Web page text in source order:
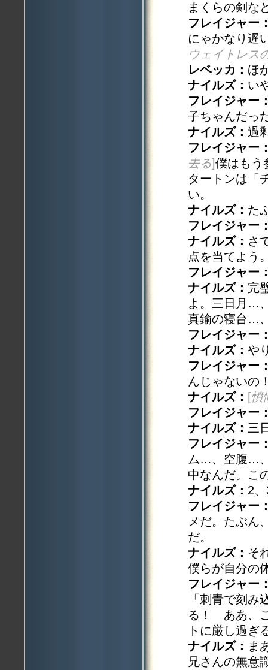
まくらの剣な
フレイジャー
にゃかなり遅
ウェイトレス
レベッカ： ほ
ナイルズ： い
フレイジャー
子ちゃんだっ
ナイルズ： 過
フレイジャー
去る]僕はもう
タートンは「
い。
ナイルズ： た
フレイジャー
ナイルズ： さ
点を当てよう
フレイジャー
ナイルズ： 完
よ。三日月…
真鍮の寝台…
フレイジャー
ナイルズ： や
フレイジャー
んじゃないの
ナイルズ： [憤
フレイジャー
ナイルズ： 三
フレイジャー
ム…、空腹…
中なんだ。こ
ナイルズ： 2
フレイジャー
メだ。たぶん
だ。
ナイルズ： そ
僕らが自分の
フレイジャー
「刺青で刻
る！ ああ、
トに厳し過ぎ
ナイルズ： ま
兄さんの無意